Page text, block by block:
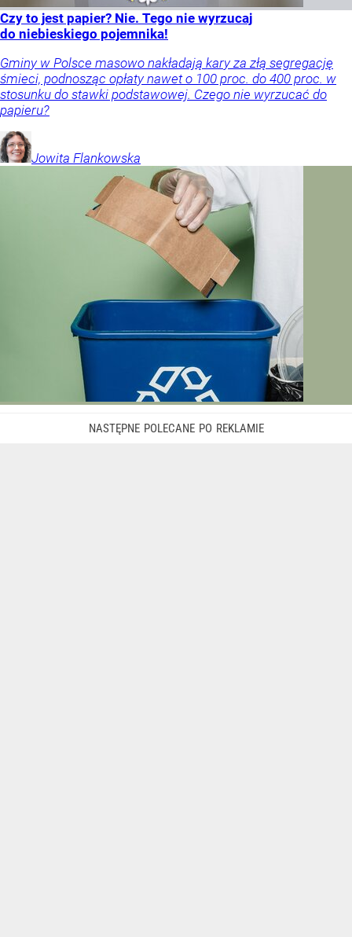
Czy to jest papier? Nie. Tego nie wyrzucaj
do niebieskiego pojemnika!
Gminy w Polsce masowo nakładają kary za złą segregację
śmieci, podnosząc opłaty nawet o 100 proc. do 400 proc. w
stosunku do stawki podstawowej. Czego nie wyrzucać do
papieru?
Jowita Flankowska